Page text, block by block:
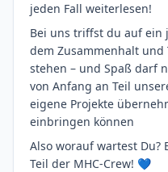
jeden Fall weiterlesen!
Bei uns triffst du auf ein
dem Zusammenhalt und
stehen – und Spaß darf
von Anfang an Teil
eigene Projekte
einbringen können
Also worauf wartest
Teil der MHC-Crew! 💙